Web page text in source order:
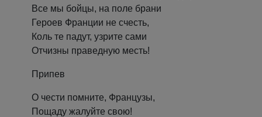
Все мы бойцы, на поле брани
Героев Франции не счесть,
Коль те падут, узрите сами
Отчизны праведную месть!
Припев
О чести помните, Французы,
Пощаду жалуйте свою!